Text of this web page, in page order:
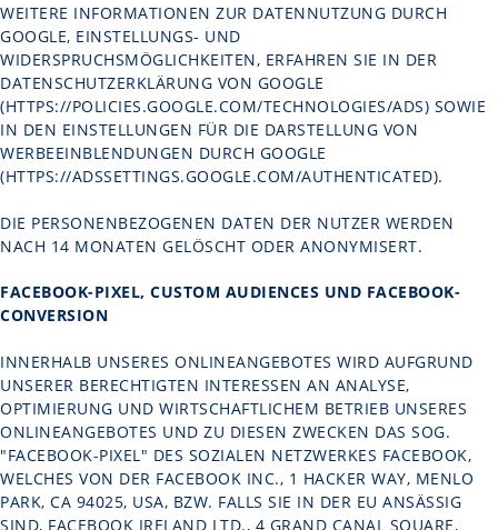
WEITERE INFORMATIONEN ZUR DATENNUTZUNG DURCH
GOOGLE, EINSTELLUNGS- UND
WIDERSPRUCHSMÖGLICHKEITEN, ERFAHREN SIE IN DER
DATENSCHUTZERKLÄRUNG VON GOOGLE
(HTTPS://POLICIES.GOOGLE.COM/TECHNOLOGIES/ADS) SOWIE
IN DEN EINSTELLUNGEN FÜR DIE DARSTELLUNG VON
WERBEEINBLENDUNGEN DURCH GOOGLE
(HTTPS://ADSSETTINGS.GOOGLE.COM/AUTHENTICATED).
DIE PERSONENBEZOGENEN DATEN DER NUTZER WERDEN
NACH 14 MONATEN GELÖSCHT ODER ANONYMISERT.
FACEBOOK-PIXEL, CUSTOM AUDIENCES UND FACEBOOK-
CONVERSION
INNERHALB UNSERES ONLINEANGEBOTES WIRD AUFGRUND
UNSERER BERECHTIGTEN INTERESSEN AN ANALYSE,
OPTIMIERUNG UND WIRTSCHAFTLICHEM BETRIEB UNSERES
ONLINEANGEBOTES UND ZU DIESEN ZWECKEN DAS SOG.
"FACEBOOK-PIXEL" DES SOZIALEN NETZWERKES FACEBOOK,
WELCHES VON DER FACEBOOK INC., 1 HACKER WAY, MENLO
PARK, CA 94025, USA, BZW. FALLS SIE IN DER EU ANSÄSSIG
SIND, FACEBOOK IRELAND LTD., 4 GRAND CANAL SQUARE,